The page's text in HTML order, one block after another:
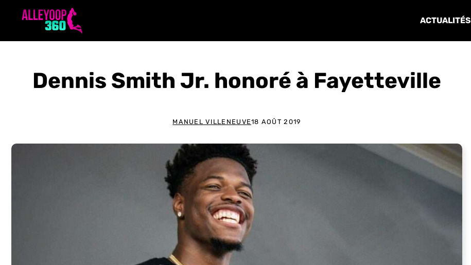
ACTUALITÉS
Dennis Smith Jr. honoré à Fayetteville
MANUEL VILLENEUVE18 AOÛT 2019